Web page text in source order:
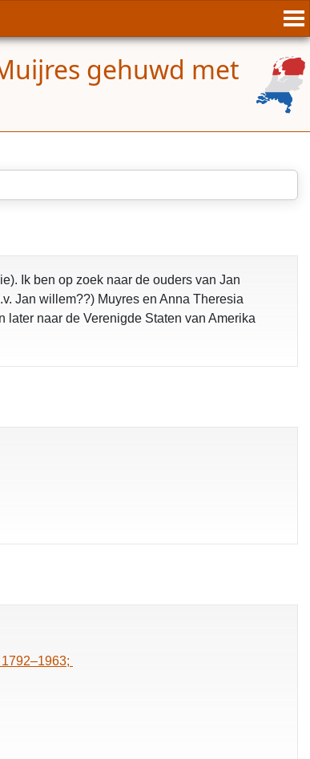
gehuwd met
opgelost
Ik ben op zoek naar de ouders van Jan
Jan willem??) Muyres en Anna Theresia
naar de Verenigde Staten van Amerika